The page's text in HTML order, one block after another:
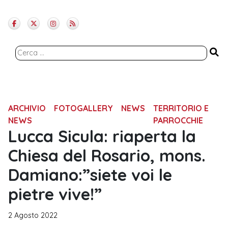
Ricerca
ARCHIVIO
NEWS
FOTOGALLERY NEWS
TERRITORIO E
PARROCCHIE
Lucca Sicula: riaperta la
Chiesa del Rosario, mons.
Damiano:”siete voi le
pietre vive!”
2 Agosto 2022